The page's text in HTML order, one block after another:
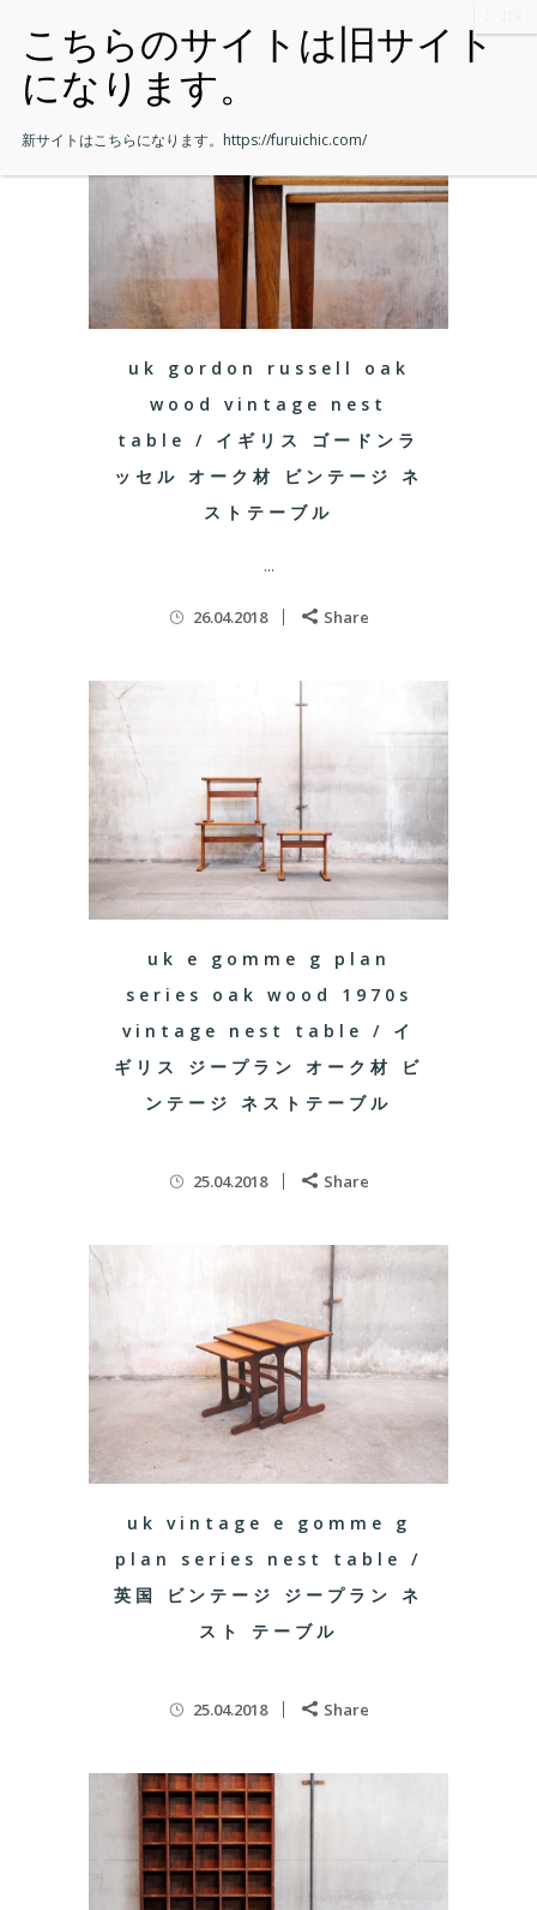
uk gordon russell oak
wood vintage nest
table / イギリス ゴードンラ
ッセル オーク材 ビンテージ ネ
ストテーブル
...
26.04.2018 Share
uk e gomme g plan
series oak wood 1970s
vintage nest table / イ
ギリス ジープラン オーク材 ビ
ンテージ ネストテーブル
25.04.2018 Share
uk vintage e gomme g
plan series nest table /
英国 ビンテージ ジープラン ネ
スト テーブル
25.04.2018 Share
新サイトはこちらになります。 https://furuichic.com/